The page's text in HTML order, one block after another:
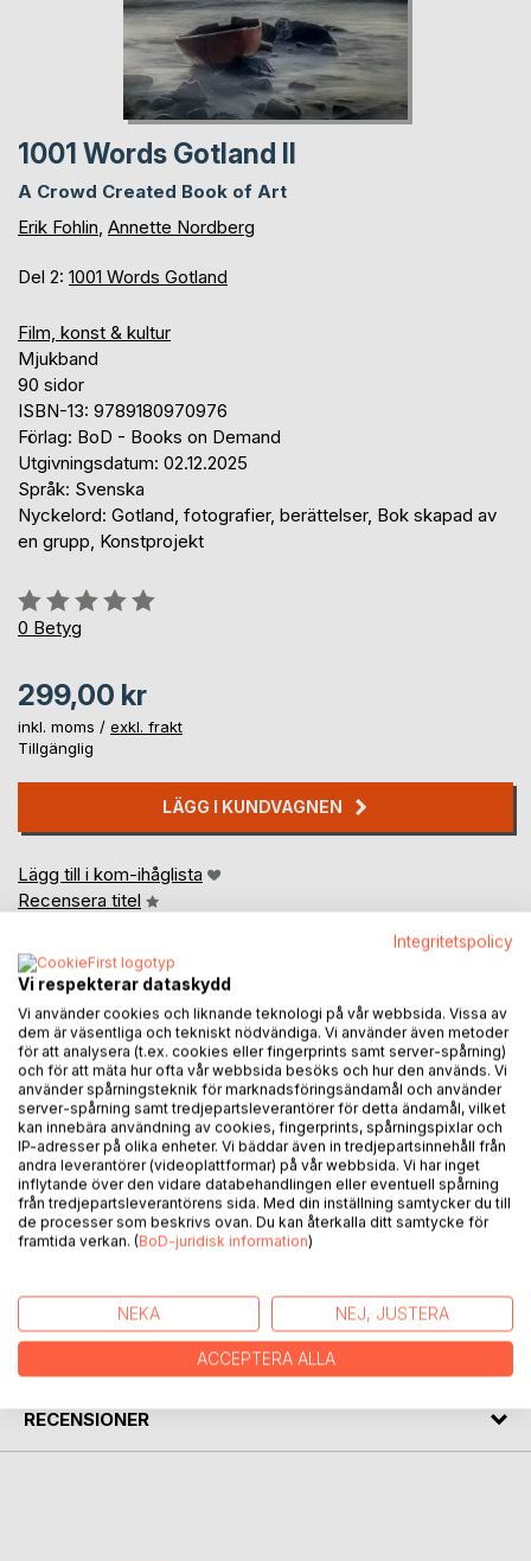
1001 Words Gotland II
A Crowd Created Book of Art
Erik Fohlin Annette Nordberg
Del 2: 1001 Words Gotland
Film, konst & kultur
Mjukband
90 sidor
ISBN-13: 9789180970976
Förlag: BoD - Books on Demand
Utgivningsdatum: 02.12.2025
Språk: Svenska
Nyckelord: Gotland, fotografier, berättelser, Bok skapad av
en grupp, Konstprojekt
Betyg::
0%
0 Betyg
299,00 kr
inkl. moms / exkl. frakt
Tillgänglig
LÄGG I KUNDVAGNEN
Lägg till i kom-ihåglista
Recensera titel
BESKRIVNING
Mer än 280 bildskapare och författare har under 6 månader
tillsammans skapat och valt ut 12 bilder och 12 berättelser till
1 bok om Gotland. Ett unikt konstverk i bokform, skapad
under året 2025.
FÖRFATTARE
KOMMENTARER I PRESSEN
RECENSIONER
Integritetspolicy
Vi respekterar dataskydd
Vi använder cookies och liknande teknologi på vår webbsida. Vissa av
dem är väsentliga och tekniskt nödvändiga. Vi använder även metoder
för att analysera (t.ex. cookies eller fingerprints samt server-spårning)
och för att mäta hur ofta vår webbsida besöks och hur den används. Vi
använder spårningsteknik för marknadsföringsändamål och använder
server-spårning samt tredjepartsleverantörer för detta ändamål, vilket
kan innebära användning av cookies, fingerprints, spårningspixlar och
IP-adresser på olika enheter. Vi bäddar även in tredjepartsinnehåll från
andra leverantörer (videoplattformar) på vår webbsida. Vi har inget
inflytande över den vidare databehandlingen eller eventuell spårning
från tredjepartsleverantörens sida. Med din inställning samtycker du till
de processer som beskrivs ovan. Du kan återkalla ditt samtycke för
framtida verkan. (BoD-juridisk information)
NEKA NEJ, JUSTERA
ACCEPTERA ALLA